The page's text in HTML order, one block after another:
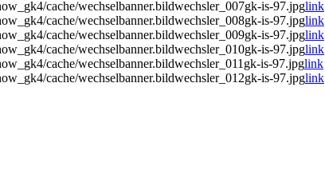
cache/wechselbanner.bildwechsler_007gk-is-97.jpglink
cache/wechselbanner.bildwechsler_008gk-is-97.jpglink
cache/wechselbanner.bildwechsler_009gk-is-97.jpglink
cache/wechselbanner.bildwechsler_010gk-is-97.jpglink
cache/wechselbanner.bildwechsler_011gk-is-97.jpglink
cache/wechselbanner.bildwechsler_012gk-is-97.jpglink